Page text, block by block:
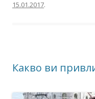
15.01.2017.
Какво ви